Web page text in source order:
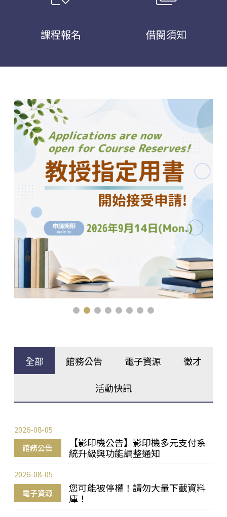
課程報名 借閱須知
全部 館務公告 電子資源 徵才
活動快訊
館務公告
【影印機公告】影印機多元支付系
統升級與功能調整通知
2026-08-05
電子資源
您可能被停權！請勿大量下載資料
庫！
2026-08-05